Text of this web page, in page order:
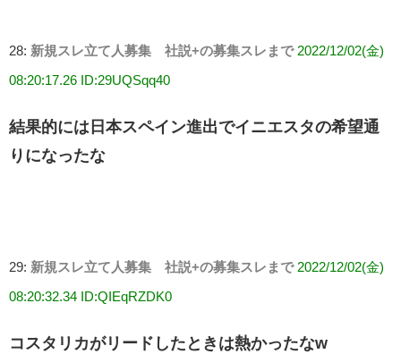
28: 新規スレ立て人募集 社説+の募集スレまで 2022/12/02(金)
08:20:17.26 ID:29UQSqq40
結果的には日本スペイン進出でイニエスタの希望通
りになったな
29: 新規スレ立て人募集 社説+の募集スレまで 2022/12/02(金)
08:20:32.34 ID:QIEqRZDK0
コスタリカがリードしたときは熱かったなw